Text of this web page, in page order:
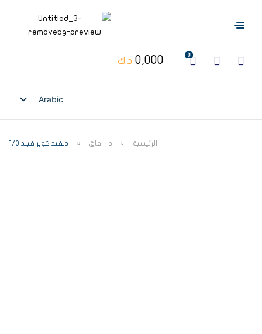
0
0,000 د.ك
Arabic
English
الرئيسية دار آفاق ديفيد كوبر فيلد 1/3